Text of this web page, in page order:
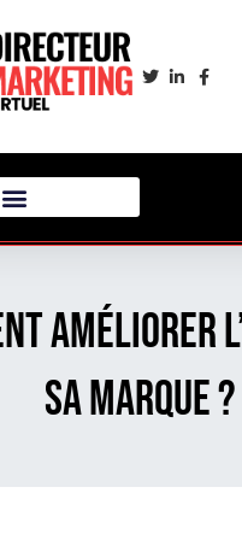
améliorer
sa marque ?